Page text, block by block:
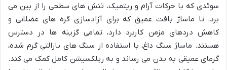
سوئدی که با حرکات آرام و ریتمیک، تنش های سطحی را از بین می
برد، تا ماساژ بافت عمیق که برای آزادسازی گره های عضلانی و
کاهش دردهای مزمن کاربرد دارد، تمامی گزینه ها در دسترس
هستند. ماساژ سنگ داغ، با استفاده از سنگ های بازالتی گرم شده،
گرمای عمیقی به بدن می رساند و به ریلکسیشن کامل کمک می کند.